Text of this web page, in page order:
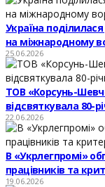
Україна
на міжнародному
25.06.2026
ТОВ «Корсунь-
відсвяткувала 80-
22.06.2026
В «Укрлегпромі»
працівників та
19.06.2026